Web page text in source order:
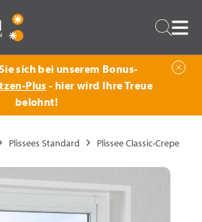
sich bei unserem Bonus-
Plus - hier wird Ihre Treue
belohnt!
Plissees Standard Plissee Classic-Crepe